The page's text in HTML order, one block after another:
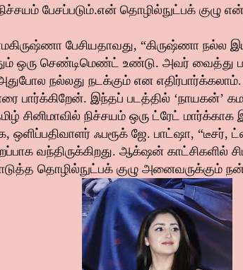
பேசப்படும்.என் தொழில்நுட்பக் குழு
பேசியதாவது, “கிருஷ்ணா நல்ல
ஒரு செண்டிமெண்ட் உண்டு. அவர் வைத்து
நல்லது நடக்கும் என எதிர்பார்க்கலாம்.
பார்க்கிறேன். இந்தப் படத்தில் ‘நாயகன்’
சினிமாவில் நிச்சயம் ஒரு ட்ரேட்
ஒளிப்பதிவாளர் ஃபரூக் ஜே. பாட்ஷா, “டீசர்,
வந்திருக்கிறது. ஆக்‌ஷன் காட்சிகளில்
தொழில்நுட்பக் குழு அனைவருக்கும்